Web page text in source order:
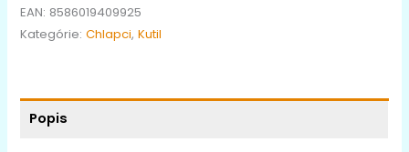
EAN: 8586019409925
Kategórie:Chlapci,Kutil
Popis